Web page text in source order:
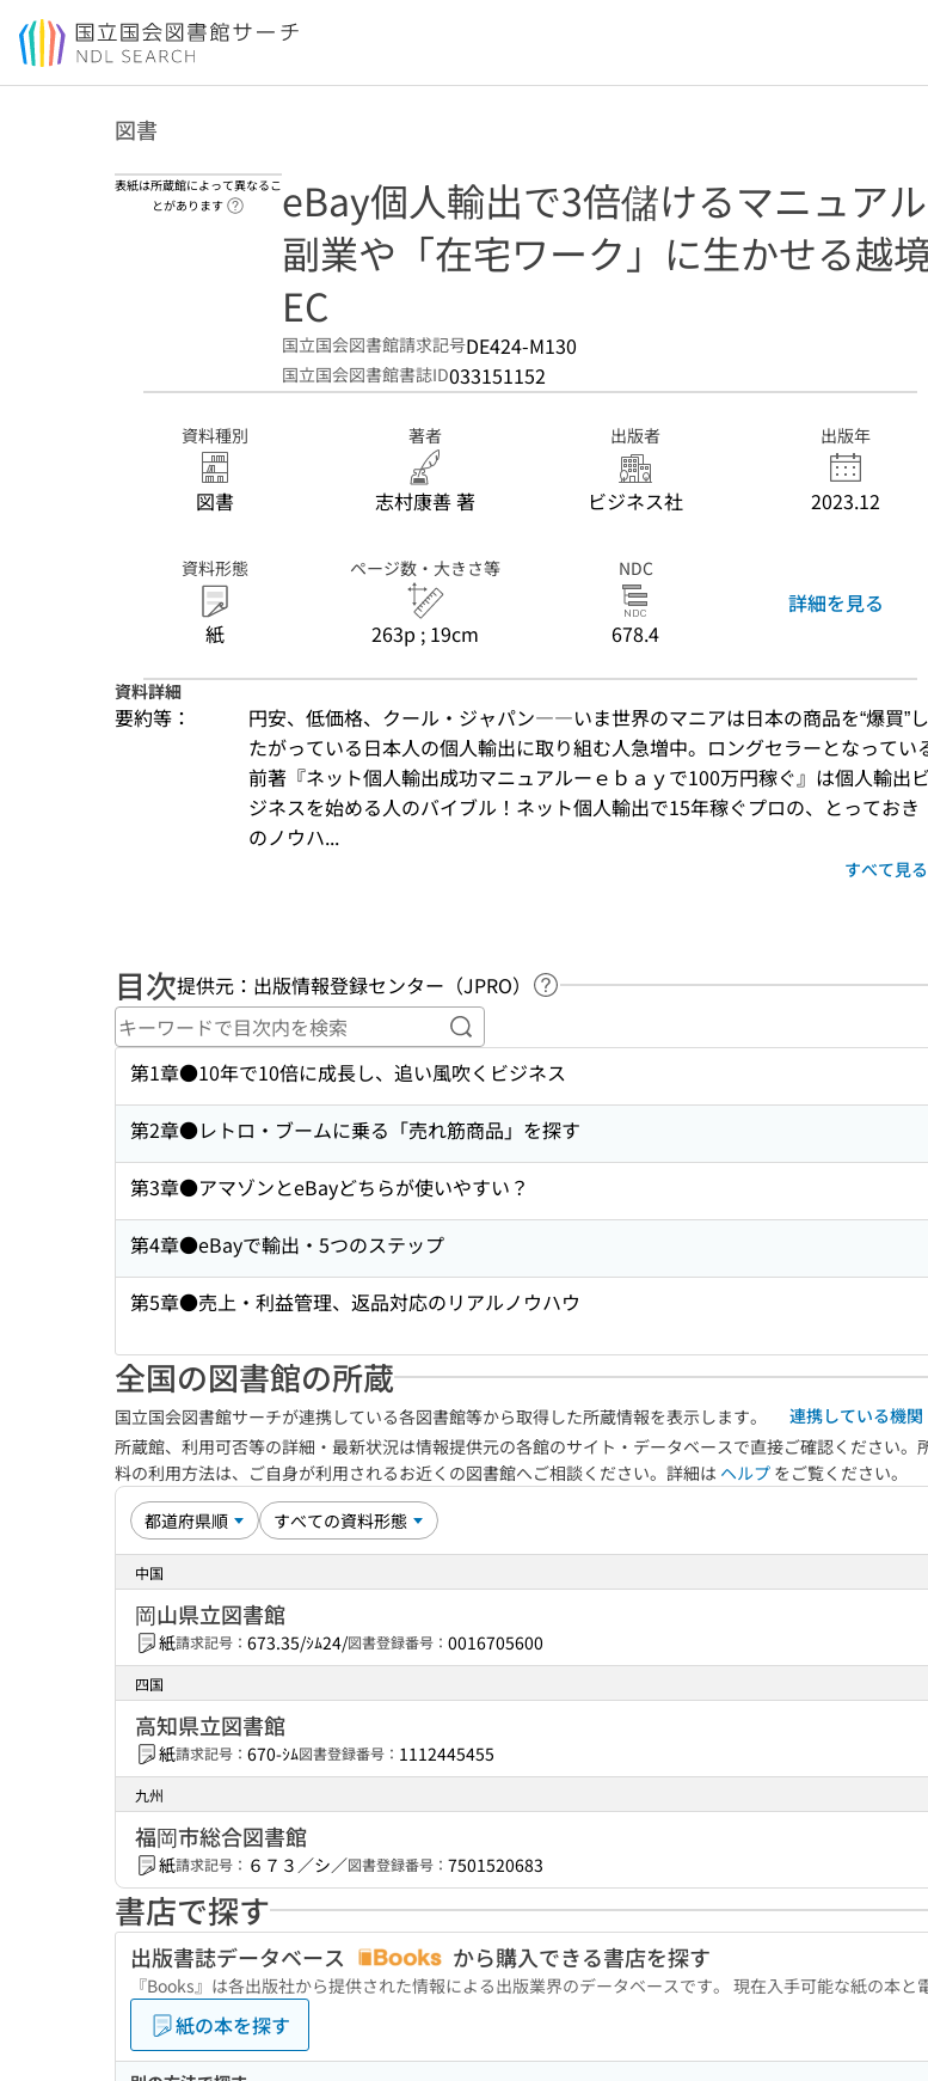
本文へ移動
図書
表紙は所蔵館によって異なるこ
とがあります
ヘルプページへのリンク
eBay個人輸出で3倍儲けるマニュア
副業や「在宅ワーク」に生かせる越
EC
国立国会図書館請求記号DE424-M130
国立国会図書館書誌ID033151152
資料種別
図書
著者
志村康善 著
出版者
ビジネス社
出版年
2023.12
資料形態
紙
ページ数・大きさ等
263p ; 19cm
NDC
678.4
詳細を見る
資料詳細
要約等：
円安、低価格、クール・ジャパン――いま世界のマニアは日本の商品を“爆買”し
たがっている日本人の個人輸出に取り組む人急増中。ロングセラーとなってい
前著『ネット個人輸出成功マニュアルーｅｂａｙで100万円稼ぐ』は個人輸出ビ
ジネスを始める人のバイブル！ネット個人輸出で15年稼ぐプロの、とっておき
のノウハ...
すべて見る
目次提供元：出版情報登録センター（JPRO）
ヘルプページへのリンク
キーワードで目次内を検索
第1章●10年で10倍に成長し、追い風吹くビジネス
第2章●レトロ・ブームに乗る「売れ筋商品」を探す
第3章●アマゾンとeBayどちらが使いやすい？
第4章●eBayで輸出・5つのステップ
第5章●売上・利益管理、返品対応のリアルノウハウ
全国の図書館の所蔵
国立国会図書館サーチが連携している各図書館等から取得した所蔵情報を表示します。
連携している機
所蔵館、利用可否等の詳細・最新状況は情報提供元の各館のサイト・データベースで直接ご確認ください。
料の利用方法は、ご自身が利用されるお近くの図書館へご相談ください。詳細は ヘルプ をご覧ください。
中国
岡山県立図書館
紙請求記号： 673.35/ｼﾑ24/図書登録番号： 0016705600
四国
高知県立図書館
紙請求記号： 670-ｼﾑ図書登録番号： 1112445455
九州
福岡市総合図書館
紙請求記号： ６７３／シ／図書登録番号： 7501520683
書店で探す
出版書誌データベース から購入できる書店を探す
『Books』は各出版社から提供された情報による出版業界のデータベースです。 現在入手可能な紙の本と
紙の本を探す